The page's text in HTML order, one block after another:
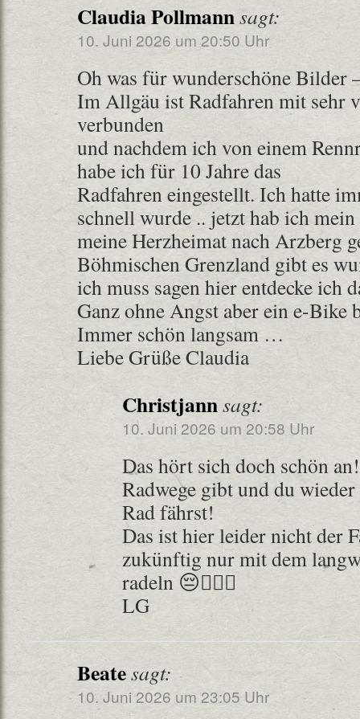
Claudia Pollmannsagt:
10. Juni 2026 um 20:50 Uhr
Oh was für wunderschöne Bilder
Im Allgäu ist Radfahren mit sehr
verbunden
und nachdem ich von einem
habe ich für 10 Jahre das
Radfahren eingestellt. Ich hatte
schnell wurde .. jetzt hab ich
meine Herzheimat nach Arzberg
Böhmischen Grenzland gibt es
ich muss sagen hier entdecke ich
Ganz ohne Angst aber ein e-Bike
Immer schön langsam …
Liebe Grüße Claudia
Christjannsagt:
10. Juni 2026 um 20:58 Uhr
Das hört sich doch schön
Radwege gibt und du
Rad fährst!
Das ist hier leider nicht der
zukünftig nur mit dem
radeln 😔🤷🏼‍♀️
LG
Beatesagt:
10. Juni 2026 um 23:05 Uhr